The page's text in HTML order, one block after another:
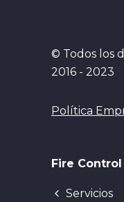
© Todos los
2016 - 2023
Política
Fire
Servicios